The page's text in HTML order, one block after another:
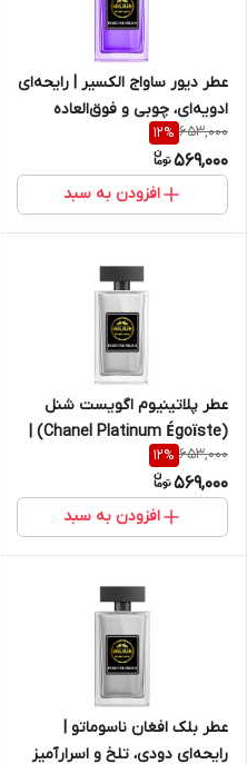
عطر دیور ساواج الکسیر | رایحه‌ای
ادویه‌ای، چوبی و فوق‌العاده
ماندگار
653,000
12%
569,000
افزودن به سبد
عطر پلاتینیوم اگویست شنل
(Chanel Platinum Égoïste) |
رایحه مردانه شیک و کلاسیک
653,000
12%
569,000
افزودن به سبد
عطر بلک افغان ناسوماتو |
رایحه‌ای دودی، تلخ و اسرارآمیز